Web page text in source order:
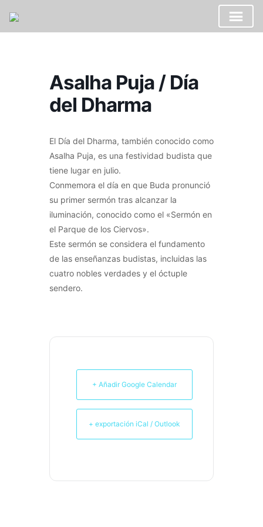
Asalha Puja / Día
del Dharma
El Día del Dharma, también conocido como
Asalha Puja, es una festividad budista que
tiene lugar en julio.
Conmemora el día en que Buda pronunció
su primer sermón tras alcanzar la
iluminación, conocido como el «Sermón en
el Parque de los Ciervos».
Este sermón se considera el fundamento
de las enseñanzas budistas, incluidas las
cuatro nobles verdades y el óctuple
sendero.
+ Añadir Google Calendar
+ exportación iCal / Outlook